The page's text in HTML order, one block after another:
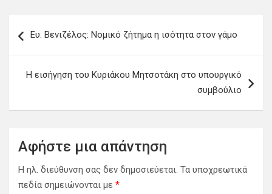
Ευ. Βενιζέλος: Νομικό ζήτημα η ισότητα στον γάμο
Η εισήγηση του Κυριάκου Μητσοτάκη στο υπουργικό
συμβούλιο
Αφήστε μια απάντηση
Η ηλ. διεύθυνση σας δεν δημοσιεύεται. Τα υποχρεωτικά
πεδία σημειώνονται με *